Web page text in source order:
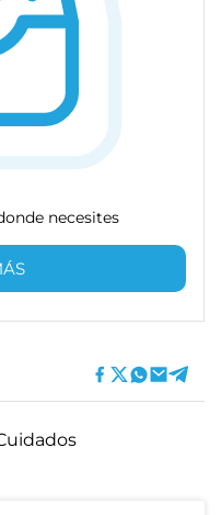
necesites